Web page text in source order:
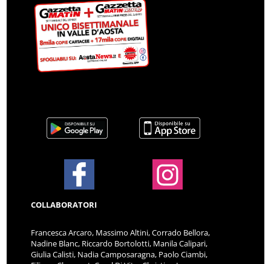
COLLABORATORI
Francesca Arcaro, Massimo Altini, Corrado Bellora,
Nadine Blanc, Riccardo Bortolotti, Manila Calipari,
Giulia Calisti, Nadia Camposaragna, Paolo Ciambi,